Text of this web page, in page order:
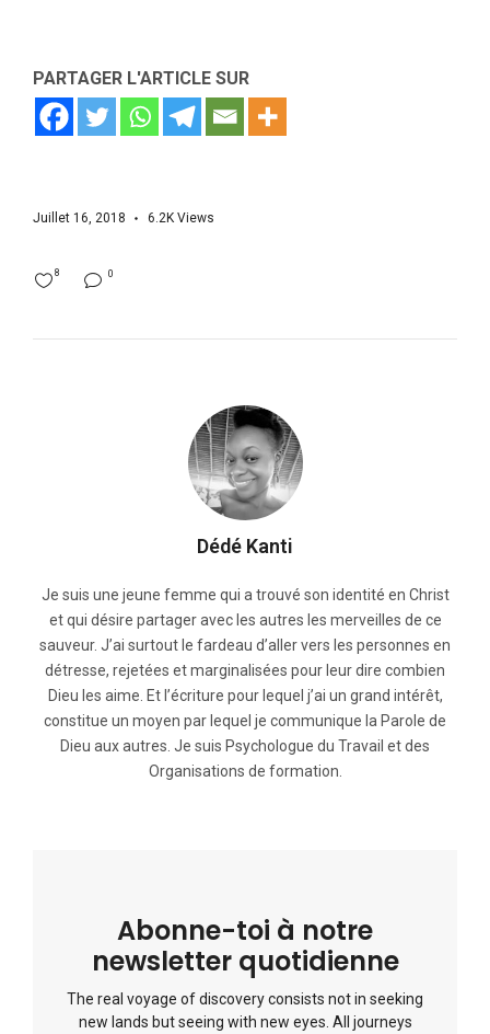
PARTAGER L'ARTICLE SUR
Juillet 16, 2018 6.2K Views
0
8
Dédé Kanti
Je suis une jeune femme qui a trouvé son identité en Christ
et qui désire partager avec les autres les merveilles de ce
sauveur. J’ai surtout le fardeau d’aller vers les personnes en
détresse, rejetées et marginalisées pour leur dire combien
Dieu les aime. Et l’écriture pour lequel j’ai un grand intérêt,
constitue un moyen par lequel je communique la Parole de
Dieu aux autres. Je suis Psychologue du Travail et des
Organisations de formation.
Abonne-toi à notre
newsletter quotidienne
The real voyage of discovery consists not in seeking
new lands but seeing with new eyes. All journeys